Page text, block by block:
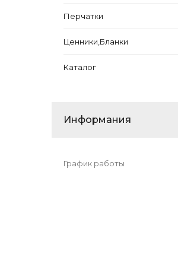
Перчатки
Ценники,Бланки
Каталог
Информания
График работы